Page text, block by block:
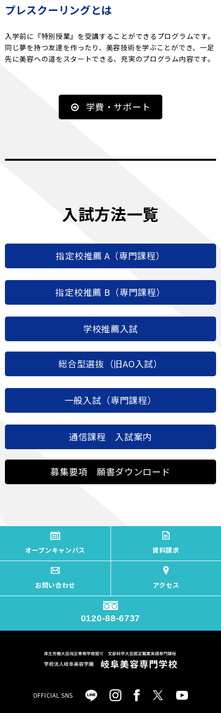
プレスクーリングとは
入学前に『特別授業』を受講することができるプログラムです。
同じ夢を持つ友達を作ったり、美容技術を学ぶことができ、一足
先に美容への道をスタートできる、充実のプログラム内容です。
学費・サポート
入試方法一覧
指定校推薦 A（専門課程）
指定校推薦 B（専門課程）
学校推薦入試
総合型選抜（旧AO入試）
一般入試（専門課程）
通信課程 入試案内
募集要項 願書ダウンロード
オープンキャンパス 資料請求
お問い合わせ アクセス
0120-88-6737
OFFICIAL SNS